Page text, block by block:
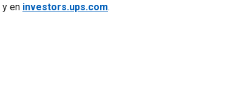
y en investors.ups.com.